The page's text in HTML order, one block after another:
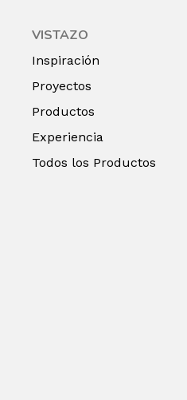
VISTAZO
Inspiración
Proyectos
Productos
Experiencia
Todos los Productos